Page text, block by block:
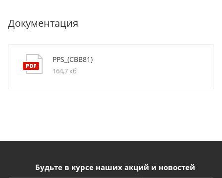
Документация
PPS_(CBB81)
164,7 кб
Будьте в курсе наших акций и новостей